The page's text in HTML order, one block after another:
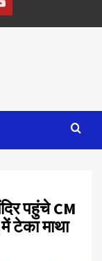
पहुंचे CM
टेका माथा